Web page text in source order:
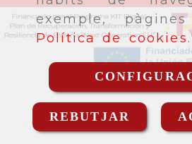
exemple,
Política de cookies
REBUTJAR